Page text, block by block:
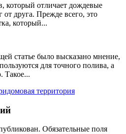
который отличает дождевые
от друга. Прежде всего, это
который...
статье было высказано мнение,
для точного полива, а
Такое...
территория
Обязательные поля